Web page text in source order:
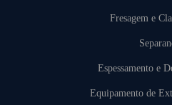
Fresagem e
Espessamento e
Equipamento de